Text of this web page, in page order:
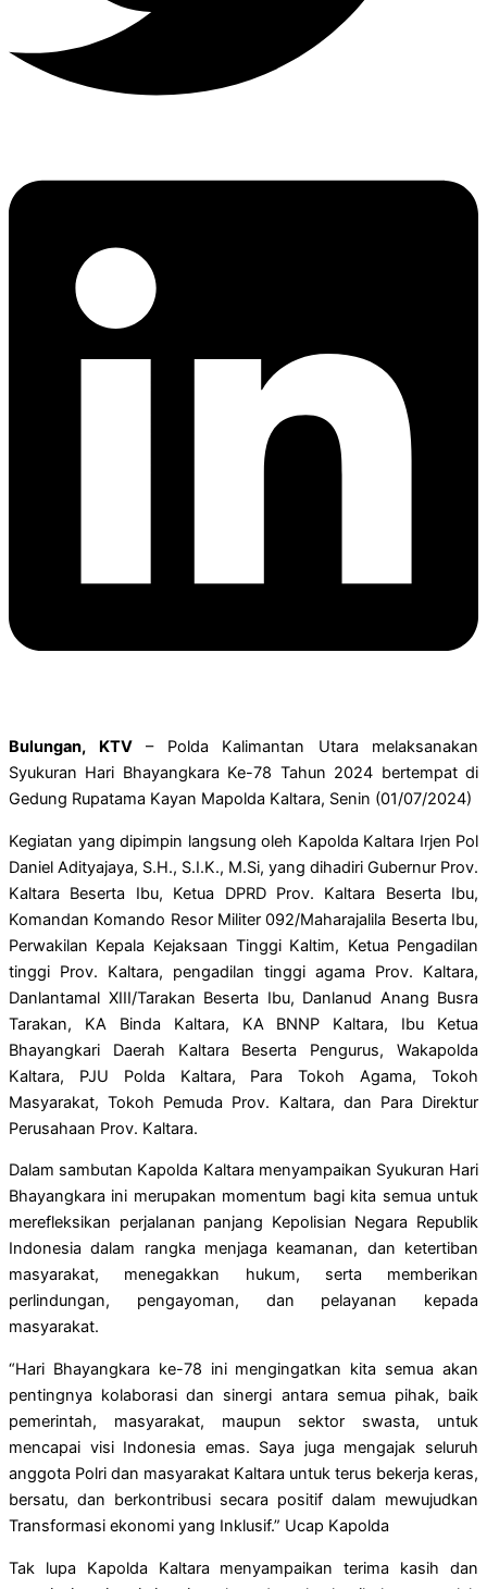
Bulungan, KTV– Polda Kalimantan Utara melaksanakan
Syukuran Hari Bhayangkara Ke-78 Tahun 2024 bertempat di
Gedung Rupatama Kayan Mapolda Kaltara, Senin (01/07/2024)
Kegiatan yang dipimpin langsung oleh Kapolda Kaltara Irjen Pol
Daniel Adityajaya, S.H., S.I.K., M.Si, yang dihadiri Gubernur Prov.
Kaltara Beserta Ibu, Ketua DPRD Prov. Kaltara Beserta Ibu,
Komandan Komando Resor Militer 092/Maharajalila Beserta Ibu,
Perwakilan Kepala Kejaksaan Tinggi Kaltim, Ketua Pengadilan
tinggi Prov. Kaltara, pengadilan tinggi agama Prov. Kaltara,
Danlantamal XIII/Tarakan Beserta Ibu, Danlanud Anang Busra
Tarakan, KA Binda Kaltara, KA BNNP Kaltara, Ibu Ketua
Bhayangkari Daerah Kaltara Beserta Pengurus, Wakapolda
Kaltara, PJU Polda Kaltara, Para Tokoh Agama, Tokoh
Masyarakat, Tokoh Pemuda Prov. Kaltara, dan Para Direktur
Perusahaan Prov. Kaltara.
Dalam sambutan Kapolda Kaltara menyampaikan Syukuran Hari
Bhayangkara ini merupakan momentum bagi kita semua untuk
merefleksikan perjalanan panjang Kepolisian Negara Republik
Indonesia dalam rangka menjaga keamanan, dan ketertiban
masyarakat, menegakkan hukum, serta memberikan
perlindungan, pengayoman, dan pelayanan kepada
masyarakat.
“Hari Bhayangkara ke-78 ini mengingatkan kita semua akan
pentingnya kolaborasi dan sinergi antara semua pihak, baik
pemerintah, masyarakat, maupun sektor swasta, untuk
mencapai visi Indonesia emas. Saya juga mengajak seluruh
anggota Polri dan masyarakat Kaltara untuk terus bekerja keras,
bersatu, dan berkontribusi secara positif dalam mewujudkan
Transformasi ekonomi yang Inklusif.” Ucap Kapolda
Tak lupa Kapolda Kaltara menyampaikan terima kasih dan